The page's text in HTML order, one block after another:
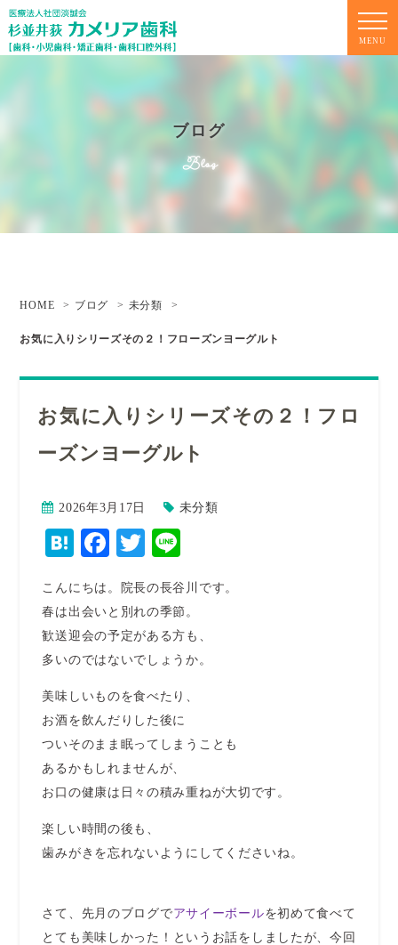
MENU
ブログ
Blog
HOME ブログ 未分類
お気に⼊りシリーズその２！フローズンヨーグルト
お気に⼊りシリーズその２！フロ
ーズンヨーグルト
2026年3月17日 未分類
HatenaFacebook
Twitter
こんにちは。院長の長谷川です。
春は出会いと別れの季節。
歓送迎会の予定がある方も、
多いのではないでしょうか。
美味しいものを食べたり、
お酒を飲んだりした後に
ついそのまま眠ってしまうことも
あるかもしれませんが、
お口の健康は日々の積み重ねが大切です。
楽しい時間の後も、
歯みがきを忘れないようにしてくださいね。
さて、先月のブログでアサイーボールを初めて食べて
とても美味しかった！というお話をしましたが、今回